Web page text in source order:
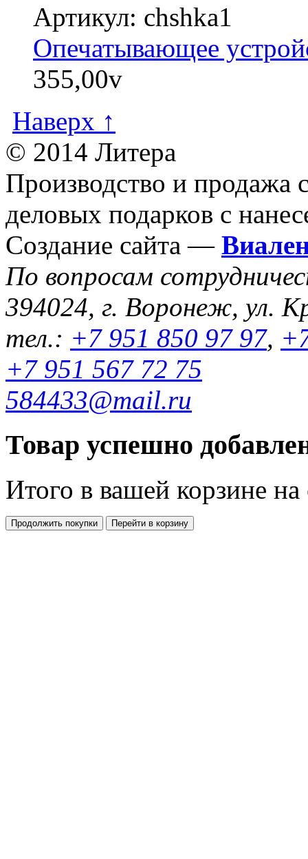
Артикул: chshka1
Опечатывающее
355,00v
Наверх ↑
© 2014 Литера
Производство и продажа
деловых подарков с
Создание сайта —
По вопросам
394024, г. Воронеж, ул.
тел.: +7 951 850 97 97,
+7 951 567 72 75
584433@mail.ru
Товар успешно
Итого в вашей корзине
Продолжить покупки Перейти в корзину